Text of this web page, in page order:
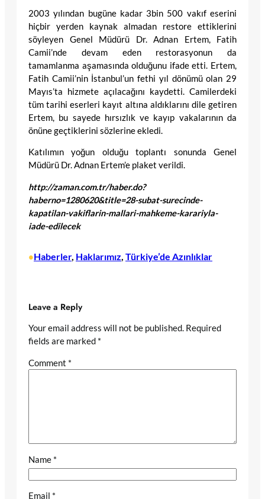
2003 yılından bugüne kadar 3bin 500 vakıf eserini
hiçbir yerden kaynak almadan restore ettiklerini
söyleyen Genel Müdürü Dr. Adnan Ertem, Fatih
Camii’nde devam eden restorasyonun da
tamamlanma aşamasında olduğunu ifade etti. Ertem,
Fatih Camii’nin İstanbul’un fethi yıl dönümü olan 29
Mayıs’ta hizmete açılacağını kaydetti. Camilerdeki
tüm tarihi eserleri kayıt altına aldıklarını dile getiren
Ertem, bu sayede hırsızlık ve kayıp vakalarının da
önüne geçtiklerini sözlerine ekledi.
Katılımın yoğun olduğu toplantı sonunda Genel
Müdürü Dr. Adnan Ertem’e plaket verildi.
http://zaman.com.tr/haber.do?
haberno=1280620&title=28-subat-surecinde-
kapatilan-vakiflarin-mallari-mahkeme-karariyla-
iade-edilecek
•Haberler, Haklarımız, Türkiye’de Azınlıklar
Leave a Reply
Your email address will not be published. Required
fields are marked *
Comment *
Name *
Email *